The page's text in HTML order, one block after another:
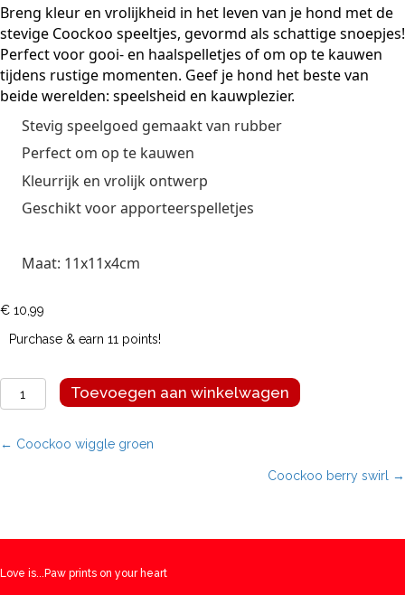
Breng kleur en vrolijkheid in het leven van je hond met de
stevige Coockoo speeltjes, gevormd als schattige snoepjes!
Perfect voor gooi- en haalspelletjes of om op te kauwen
tijdens rustige momenten. Geef je hond het beste van
beide werelden: speelsheid en kauwplezier.
Stevig speelgoed gemaakt van rubber
Perfect om op te kauwen
Kleurrijk en vrolijk ontwerp
Geschikt voor apporteerspelletjes
Maat: 11x11x4cm
€ 10,99
Purchase & earn 11 points!
mallow
aantal
Toevoegen aan winkelwagen
Posts
← Coockoo wiggle groen
Coockoo berry swirl →
Love is...Paw prints on your heart